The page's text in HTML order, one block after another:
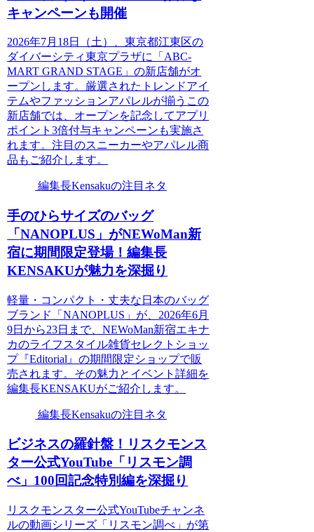
キャンペーンも開催
2026年7月18日（土）、東京都江東区の
ダイバーシティ東京プラザに「ABC-
MART GRAND STAGE」の新店舗がオ
ープンします。厳選されたトレンドアイ
テムやファッションアパレルが揃うこの
新店舗では、オープンを記念してアプリ
ポイント3倍付与キャンペーンも実施さ
れます。注目のスニーカーやアパレル商
品もご紹介します。
編集長Kensakuの注目ネタ
手のひらサイズのバッグ
「NANOPLUS」がNEWoMan新
宿に期間限定登場！編集長
KENSAKUが魅力を深掘り
軽量・コンパクト・丈夫な日本のバッグ
ブランド「NANOPLUS」が、2026年6月
9日から23日まで、NEWoMan新宿エキナ
カのライフスタイル雑貨セレクトショッ
プ『Editorial』の期間限定ショップで販
売されます。その魅力とイベント詳細を
編集長KENSAKUがご紹介します。
編集長Kensakuの注目ネタ
ビジネスの羅針盤！リスクモンス
ター公式YouTube「リスモン調
べ」100回記念特別編を深掘り
リスクモンスター公式YouTubeチャンネ
ルの動画シリーズ「リスモン調べ」が第